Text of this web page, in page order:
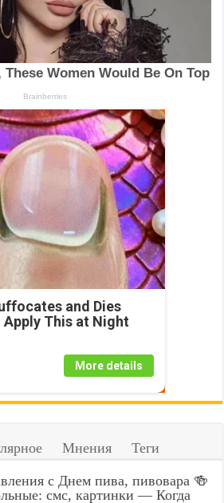
and Dies
Apply This at Night
More details
Мнения Теги
с Днем пива, пивовара 🍻
смс, картинки — Когда